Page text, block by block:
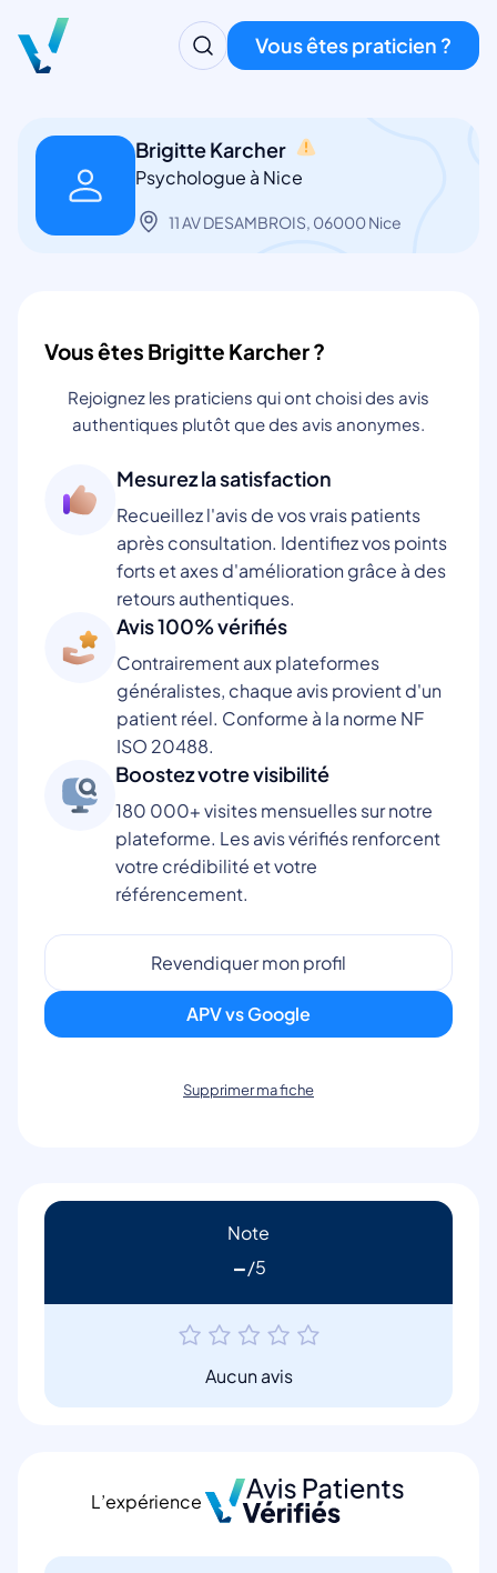
Vous êtes praticien ?
Brigitte Karcher
Psychologue à Nice
11 AV DESAMBROIS, 06000 Nice
Vous êtes Brigitte Karcher ?
Rejoignez les praticiens qui ont choisi des avis
authentiques plutôt que des avis anonymes.
Mesurez la satisfaction
Recueillez l'avis de vos vrais patients
après consultation. Identifiez vos points
forts et axes d'amélioration grâce à des
retours authentiques.
Avis 100% vérifiés
Contrairement aux plateformes
généralistes, chaque avis provient d'un
patient réel. Conforme à la norme NF
ISO 20488.
Boostez votre visibilité
180 000+ visites mensuelles sur notre
plateforme. Les avis vérifiés renforcent
votre crédibilité et votre
référencement.
Revendiquer mon profil
APV vs Google
Supprimer ma fiche
Note
-
Aucun avis
L’expérience